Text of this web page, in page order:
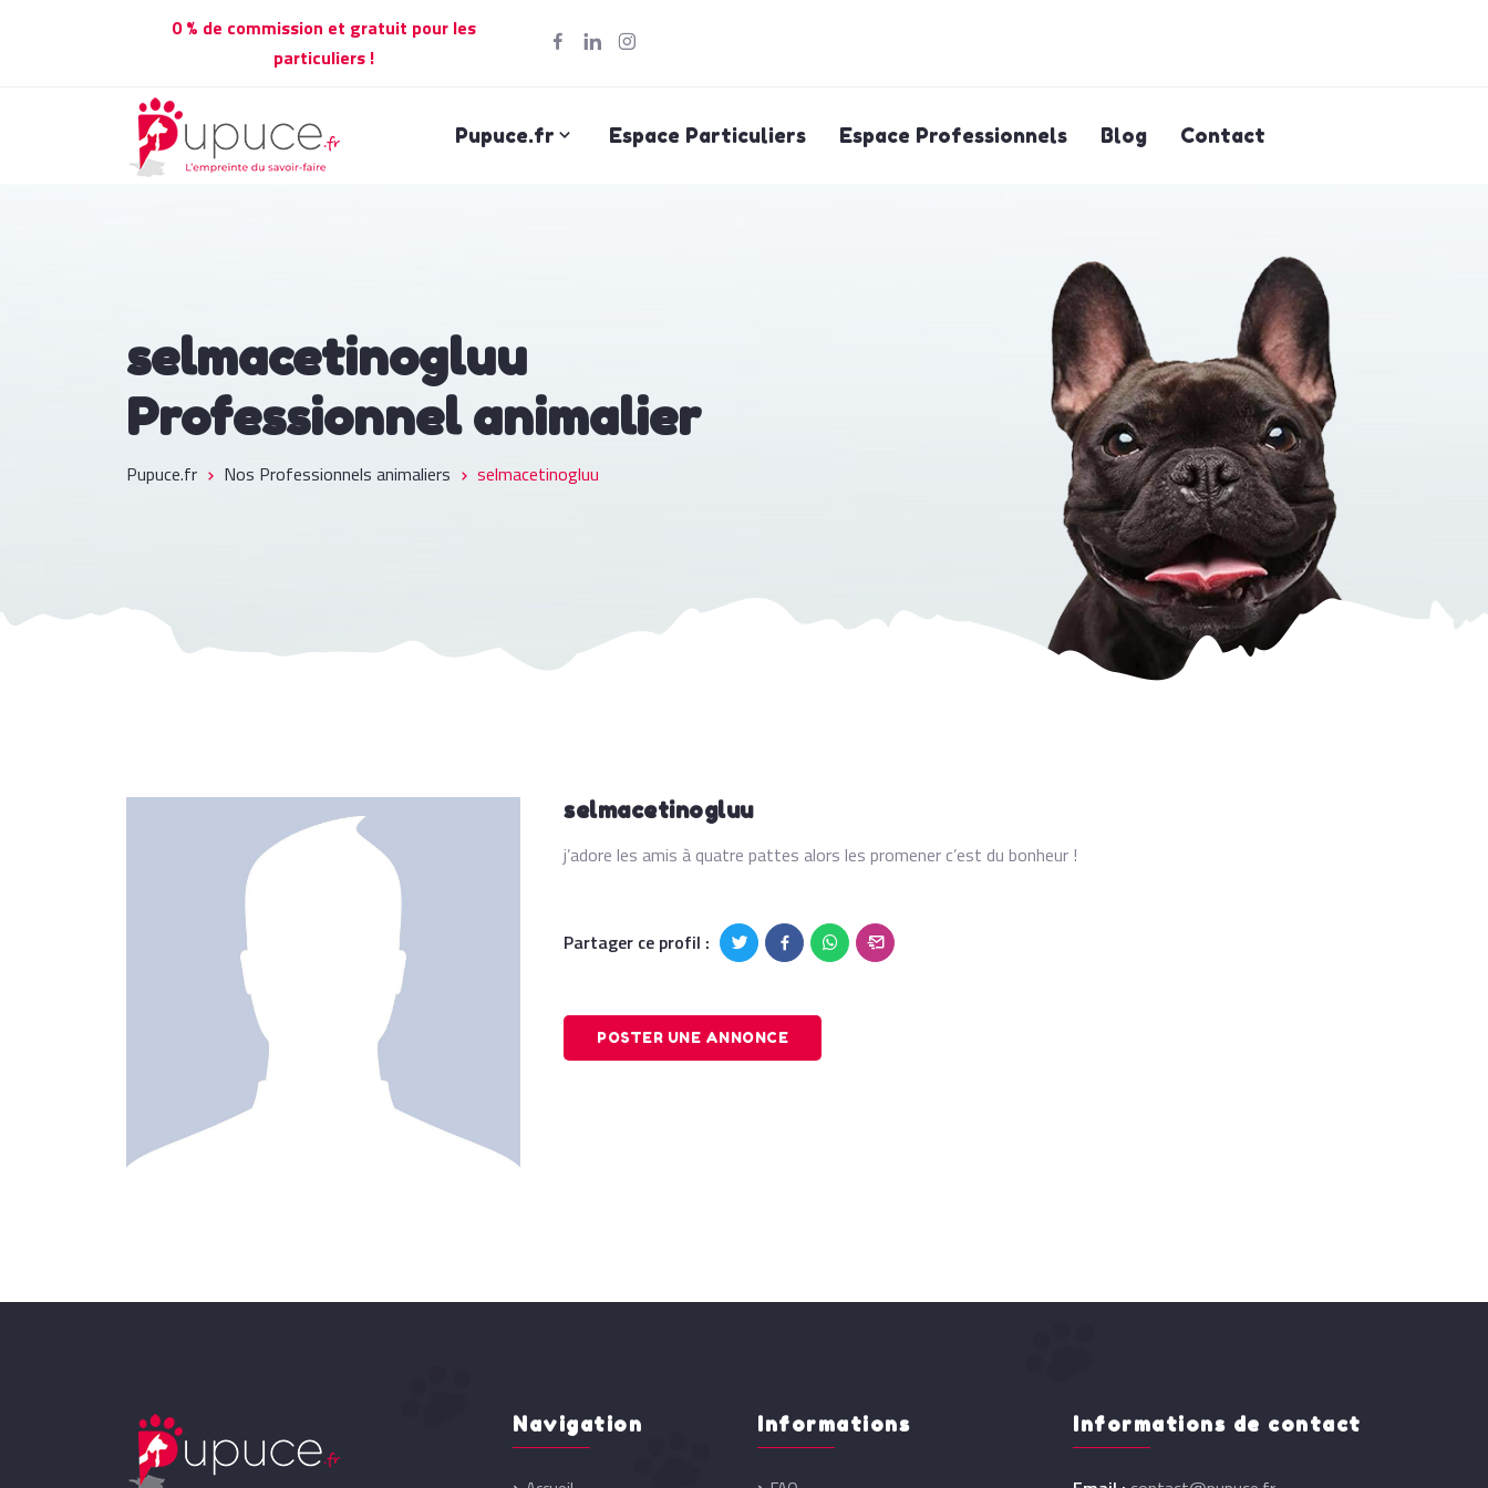
0 % de commission et gratuit pour les
particuliers !
Pupuce.fr Espace Particuliers Espace Professionnels Blog Contact
selmacetinogluu
Professionnel animalier
Pupuce.fr Nos Professionnels animaliers selmacetinogluu
selmacetinogluu
j’adore les amis à quatre pattes alors les promener c’est du bonheur !
Partager ce profil :
POSTER UNE ANNONCE
Navigation Informations Informations de contact